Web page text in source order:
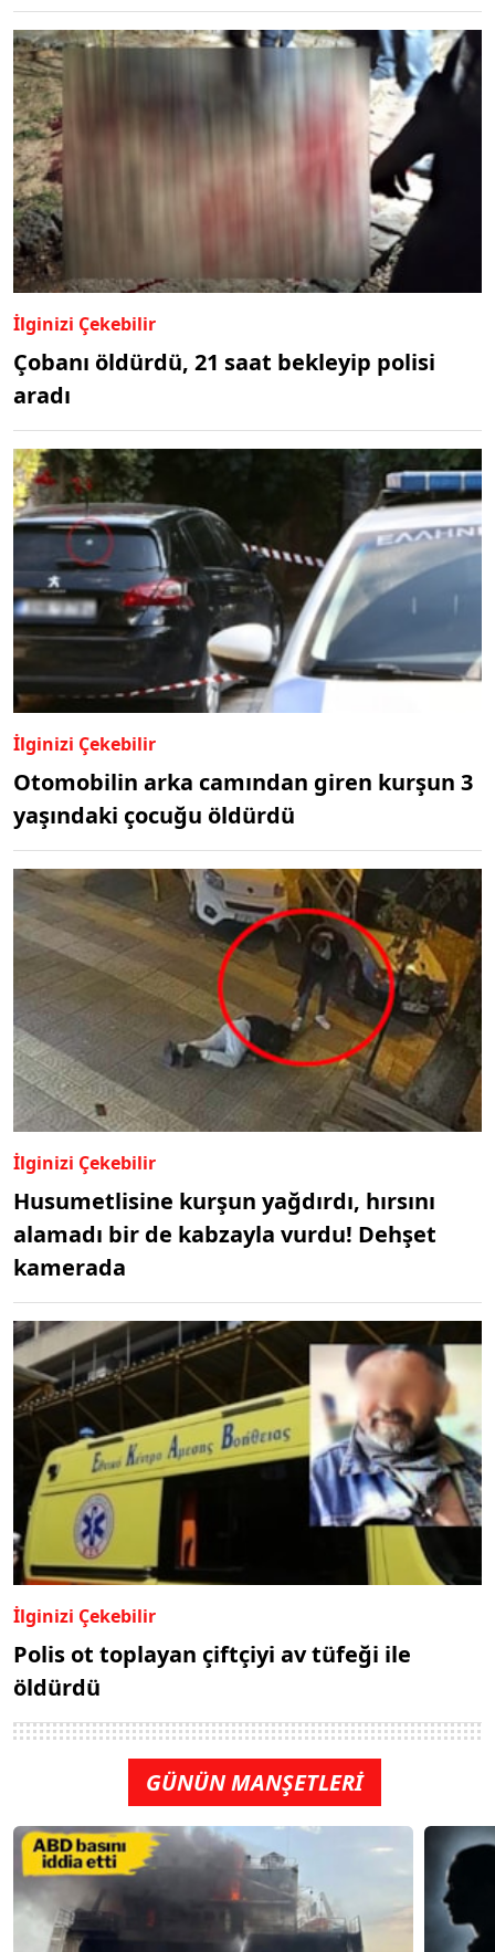
İlginizi Çekebilir
Çobanı öldürdü, 21 saat bekleyip polisi
aradı
İlginizi Çekebilir
Otomobilin arka camından giren kurşun 3
yaşındaki çocuğu öldürdü
İlginizi Çekebilir
Husumetlisine kurşun yağdırdı, hırsını
alamadı bir de kabzayla vurdu! Dehşet
kamerada
İlginizi Çekebilir
Polis ot toplayan çiftçiyi av tüfeği ile
öldürdü
GÜNÜN MANŞETLERİ